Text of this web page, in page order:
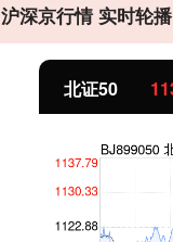
沪深京行情 实时轮播
1134.24 11.37